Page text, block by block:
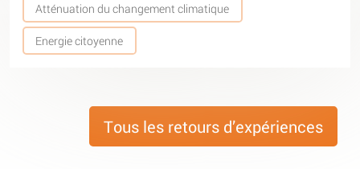
Atténuation du changement climatique
Energie citoyenne
Tous les retours d’expériences